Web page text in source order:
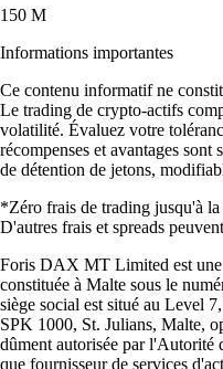
150 M
Informations importantes
Ce contenu informatif ne
Le trading de crypto-actifs
volatilité. Évaluez votre
récompenses et avantages
de détention de jetons,
*Zéro frais de trading jusqu'à
D'autres frais et spreads
Foris DAX MT Limited est une
constituée à Malte sous le
siège social est situé au Level
SPK 1000, St. Julians, Malte,
dûment autorisée par l'Autorité
que fournisseur de services